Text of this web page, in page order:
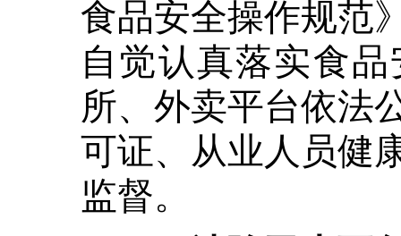
食品安全操作规范
自觉认真落实食
所、外卖平台依法
可证、从业人员健
监督。